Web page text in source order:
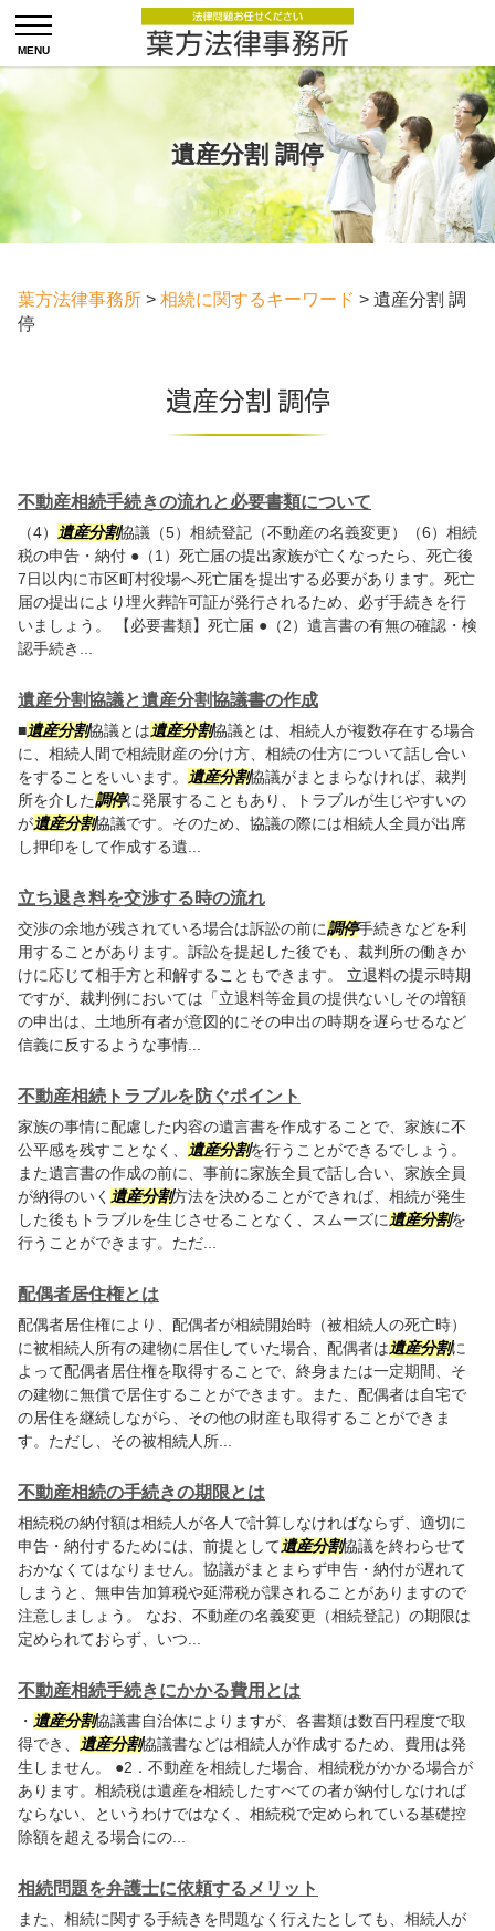
遺産分割 調停
葉方法律事務所 > 相続に関するキーワード > 遺産分割 調
停
遺産分割 調停
不動産相続手続きの流れと必要書類について
（4） 遺産分割協議（5）相続登記（不動産の名義変更）（6）相続
税の申告・納付 ●（1）死亡届の提出家族が亡くなったら、死亡後
7日以内に市区町村役場へ死亡届を提出する必要があります。死亡
届の提出により埋火葬許可証が発行されるため、必ず手続きを行
いましょう。 【必要書類】死亡届 ●（2）遺言書の有無の確認・検
認手続き...
遺産分割協議と遺産分割協議書の作成
■遺産分割協議とは遺産分割協議とは、相続人が複数存在する場合
に、相続人間で相続財産の分け方、相続の仕方について話し合い
をすることをいいます。
遺産分割協議がまとまらなければ、裁判
所を介した調停に発展することもあり、トラブルが生じやすいの
が遺産分割協議です。そのため、協議の際には相続人全員が出席
し押印をして作成する遺...
立ち退き料を交渉する時の流れ
交渉の余地が残されている場合は訴訟の前に調停手続きなどを利
用することがあります。訴訟を提起した後でも、裁判所の働きか
けに応じて相手方と和解することもできます。 立退料の提示時期
ですが、裁判例においては「立退料等金員の提供ないしその増額
の申出は、土地所有者が意図的にその申出の時期を遅らせるなど
信義に反するような事情...
不動産相続トラブルを防ぐポイント
家族の事情に配慮した内容の遺言書を作成することで、家族に不
公平感を残すことなく、
遺産分割を行うことができるでしょう。
また遺言書の作成の前に、事前に家族全員で話し合い、家族全員
が納得のいく 遺産分割方法を決めることができれば、相続が発生
した後もトラブルを生じさせることなく、スムーズに 遺産分割を
行うことができます。ただ...
配偶者居住権とは
配偶者居住権により、配偶者が相続開始時（被相続人の死亡時）
に被相続人所有の建物に居住していた場合、配偶者は遺産分割に
よって配偶者居住権を取得することで、終身または一定期間、そ
の建物に無償で居住することができます。また、配偶者は自宅で
の居住を継続しながら、その他の財産も取得することができま
す。ただし、その被相続人所...
不動産相続の手続きの期限とは
相続税の納付額は相続人が各人で計算しなければならず、適切に
申告・納付するためには、前提として遺産分割協議を終わらせて
おかなくてはなりません。協議がまとまらず申告・納付が遅れて
しまうと、無申告加算税や延滞税が課されることがありますので
注意しましょう。 なお、不動産の名義変更（相続登記）の期限は
定められておらず、いつ...
不動産相続手続きにかかる費用とは
・ 遺産分割協議書自治体によりますが、各書類は数百円程度で取
得でき、
遺産分割協議書などは相続人が作成するため、費用は発
生しません。 ●2．不動産を相続した場合、相続税がかかる場合が
あります。相続税は遺産を相続したすべての者が納付しなければ
ならない、というわけではなく、相続税で定められている基礎控
除額を超える場合にの...
相続問題を弁護士に依頼するメリット
また、相続に関する手続きを問題なく行えたとしても、相続人が